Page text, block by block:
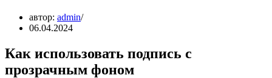
автор: admin
06.04.2024
Как использовать подпись с
прозрачным фоном